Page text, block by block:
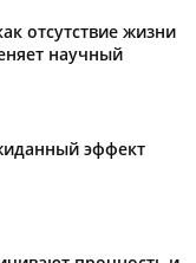
отсутствие жизни
научный
эффект